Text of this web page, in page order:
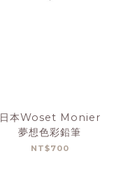
日本Woset Monier
夢想色彩鉛筆
NT$700